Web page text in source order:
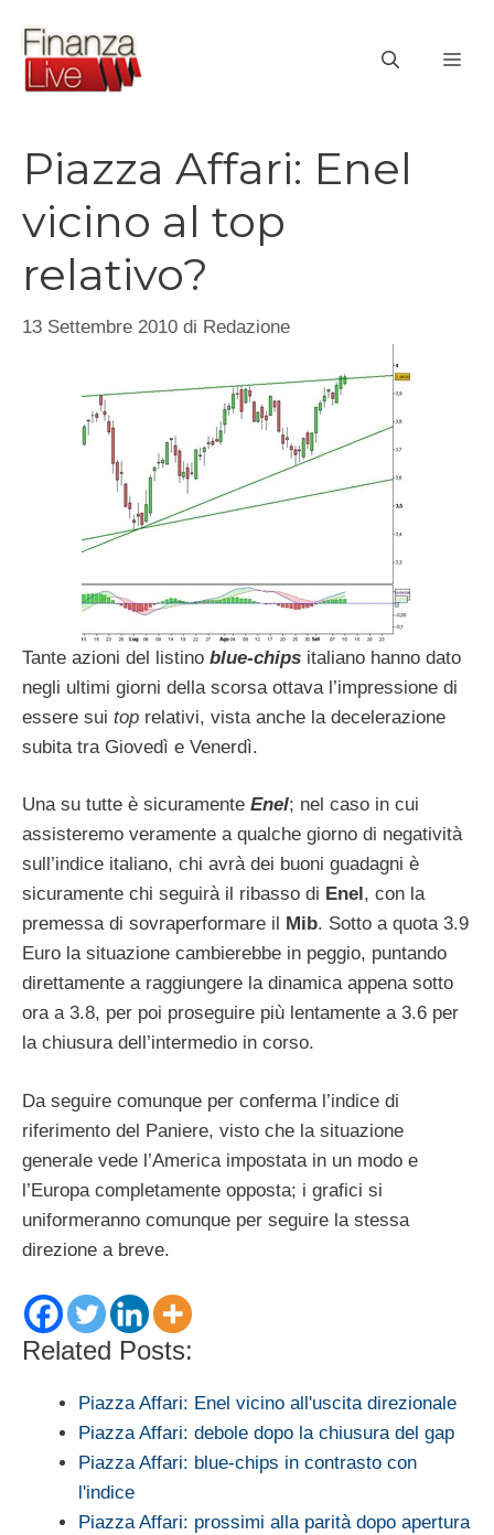
contenuto
Piazza Affari: Enel
vicino al top
relativo?
13 Settembre 2010 di Redazione
Tante azioni del listino blue-chips italiano hanno dato
negli ultimi giorni della scorsa ottava l’impressione di
essere sui top relativi, vista anche la decelerazione
subita tra Giovedì e Venerdì.
Una su tutte è sicuramente Enel; nel caso in cui
assisteremo veramente a qualche giorno di negatività
sull’indice italiano, chi avrà dei buoni guadagni è
sicuramente chi seguirà il ribasso di Enel , con la
premessa di sovraperformare il
Mib. Sotto a quota 3.9
Euro la situazione cambierebbe in peggio, puntando
direttamente a raggiungere la dinamica appena sotto
ora a 3.8, per poi proseguire più lentamente a 3.6 per
la chiusura dell’intermedio in corso.
Da seguire comunque per conferma l’indice di
riferimento del Paniere, visto che la situazione
generale vede l’America impostata in un modo e
l’Europa completamente opposta; i grafici si
uniformeranno comunque per seguire la stessa
direzione a breve.
Related Posts:
Piazza Affari: Enel vicino all'uscita direzionale
Piazza Affari: debole dopo la chiusura del gap
Piazza Affari: blue-chips in contrasto con
l'indice
Piazza Affari: prossimi alla parità dopo apertura